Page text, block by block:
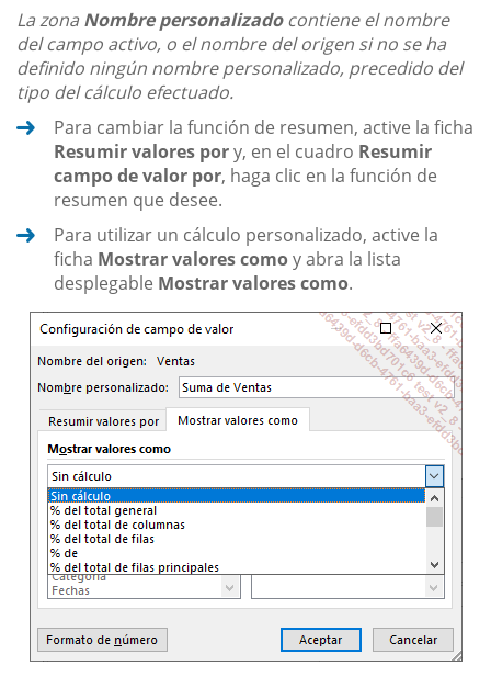
La zona Nombre personalizadocontiene el nombre
del campo activo, o el nombre del origen si no se ha
definido ningún nombre personalizado, precedido del
tipo del cálculo efectuado.
Para cambiar la función de resumen, active la ficha
Resumir valores pory, en el cuadro Resumir
campo de valor por, haga clic en la función de
resumen que desee.
Para utilizar un cálculo personalizado, active la
ficha Mostrar valores comoy abra la lista
desplegable Mostrar valores como.